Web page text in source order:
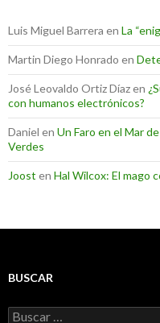
Luis Miguel Barrera en La
Martin Diego Honrado en
José Leovaldo Ortiz Díazen
con humanos electrónicos?
Daniel en Un Faro en el Mar
Verdes
Joost en Hal Wilcox: El mago
BUSCAR
Buscar: